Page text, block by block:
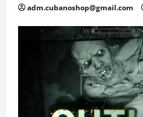
adm.cubanoshop@gmail.com